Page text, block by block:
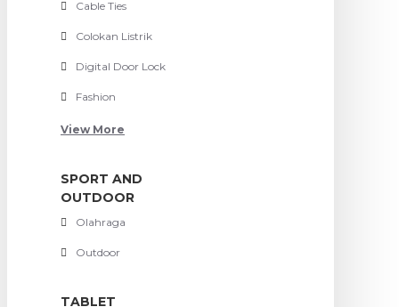
Cable Ties
Colokan Listrik
Digital Door Lock
Fashion
View More
SPORT AND
OUTDOOR
Olahraga
Outdoor
TABLET